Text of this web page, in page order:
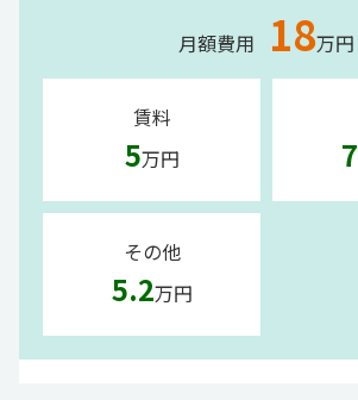
月額費用 18万円
賃料
5万円
その他
5.2万円